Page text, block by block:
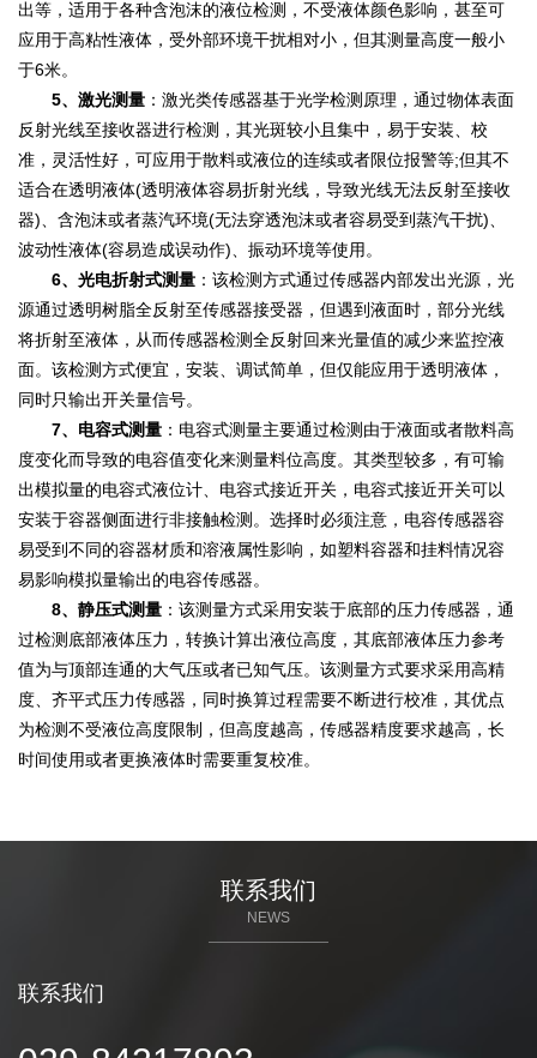
出等，适用于各种含泡沫的液位检测，不受液体颜色影响，甚至可
应用于高粘性液体，受外部环境干扰相对小，但其测量高度一般小
于6米。
5、激光测量 ：激光类传感器基于光学检测原理，通过物体表面
反射光线至接收器进行检测，其光斑较小且集中，易于安装、校
准，灵活性好，可应用于散料或液位的连续或者限位报警等;但其不
适合在透明液体(透明液体容易折射光线，导致光线无法反射至接收
器)、含泡沫或者蒸汽环境(无法穿透泡沫或者容易受到蒸汽干扰)、
波动性液体(容易造成误动作)、振动环境等使用。
6、光电折射式测量 ：该检测方式通过传感器内部发出光源，光
源通过透明树脂全反射至传感器接受器，但遇到液面时，部分光线
将折射至液体，从而传感器检测全反射回来光量值的减少来监控液
面。该检测方式便宜，安装、调试简单，但仅能应用于透明液体，
同时只输出开关量信号。
7、电容式测量 ：电容式测量主要通过检测由于液面或者散料高
度变化而导致的电容值变化来测量料位高度。其类型较多，有可输
出模拟量的电容式液位计、电容式接近开关，电容式接近开关可以
安装于容器侧面进行非接触检测。选择时必须注意，电容传感器容
易受到不同的容器材质和溶液属性影响，如塑料容器和挂料情况容
易影响模拟量输出的电容传感器。
8、静压式测量 ：该测量方式采用安装于底部的压力传感器，通
过检测底部液体压力，转换计算出液位高度，其底部液体压力参考
值为与顶部连通的大气压或者已知气压。该测量方式要求采用高精
度、齐平式压力传感器，同时换算过程需要不断进行校准，其优点
为检测不受液位高度限制，但高度越高，传感器精度要求越高，长
时间使用或者更换液体时需要重复校准。
联系我们
NEWS
联系我们